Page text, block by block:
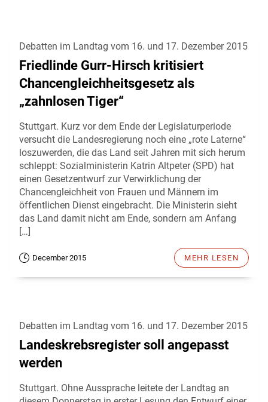
Debatten im Landtag vom 16. und 17. Dezember 2015
Friedlinde Gurr-Hirsch kritisiert
Chancengleichheitsgesetz als
„zahnlosen Tiger“
Stuttgart. Kurz vor dem Ende der Legislaturperiode
versucht die Landesregierung noch eine „rote Laterne“
loszuwerden, die das Land seit Jahren mit sich herum
schleppt: Sozialministerin Katrin Altpeter (SPD) hat
einen Gesetzentwurf zur Verwirklichung der
Chancengleichheit von Frauen und Männern im
öffentlichen Dienst eingebracht. Die Ministerin sieht
das Land damit nicht am Ende, sondern am Anfang
[…]
December 2015 MEHR LESEN
Debatten im Landtag vom 16. und 17. Dezember 2015
Landeskrebsregister soll angepasst
werden
Stuttgart. Ohne Aussprache leitete der Landtag an